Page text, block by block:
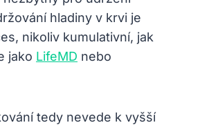
hladiny v krvi je
nikoliv kumulativní, jak
jako LifeMD nebo
tedy nevede k vyšší